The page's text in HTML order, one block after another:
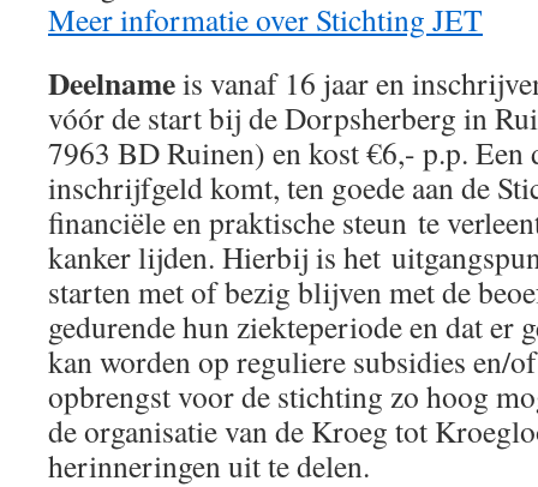
Meer informatie over Stichting JET
Deelnameis vanaf 16 jaar en
vóór de start bij de Dorpsherberg in
7963 BD Ruinen) en kost €6,- p.p. Een
inschrijfgeld komt, ten goede aan de
financiële en praktische steun te
kanker lijden. Hierbij is het
starten met of bezig blijven met de
gedurende hun ziekteperiode en dat er
kan worden op reguliere subsidies en/
opbrengst voor de stichting zo hoog
de organisatie van de Kroeg tot
herinneringen uit te delen.